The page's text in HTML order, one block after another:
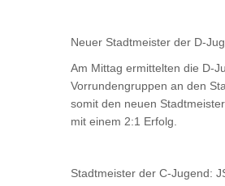
Neuer Stadtmeister der D-
Am Mittag ermittelten die D-
Vorrundengruppen an den
somit den neuen
mit einem 2:1 Erfolg.
Stadtmeister der C-Jugend: